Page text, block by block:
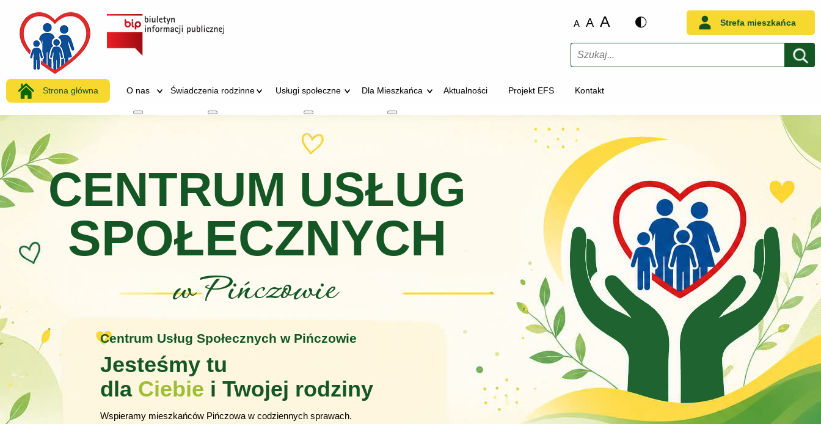
A A A Strefa mieszkańca
Strona główna O nas
Więcej o: O nas
Świadczenia rodzinne
Więcej o: Świadczenia rodzinne
Usługi społeczne
Więcej o: Usługi społeczne
Dla Mieszkańca
Więcej o: Dla Mieszkańca
Aktualności Projekt EFS Kontakt
CENTRUM USŁUG
SPOŁECZNYCH
w Pińczowie
Centrum Usług Społecznych w Pińczowie
Jesteśmy tu
dla Ciebie i Twojej rodziny
Wspieramy mieszkańców Pińczowa w codziennych sprawach.